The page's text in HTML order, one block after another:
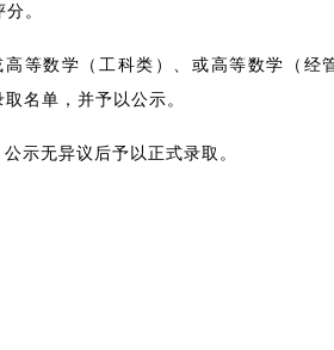
。
高等数学（工科类）、或高等数学（经
名单，并予以公示。
示无异议后予以正式录取。